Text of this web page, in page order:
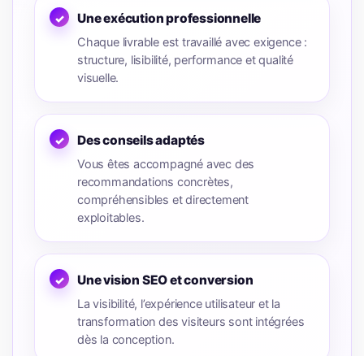
Une exécution professionnelle
Chaque livrable est travaillé avec exigence :
structure, lisibilité, performance et qualité
visuelle.
Des conseils adaptés
Vous êtes accompagné avec des
recommandations concrètes,
compréhensibles et directement
exploitables.
Une vision SEO et conversion
La visibilité, l’expérience utilisateur et la
transformation des visiteurs sont intégrées
dès la conception.